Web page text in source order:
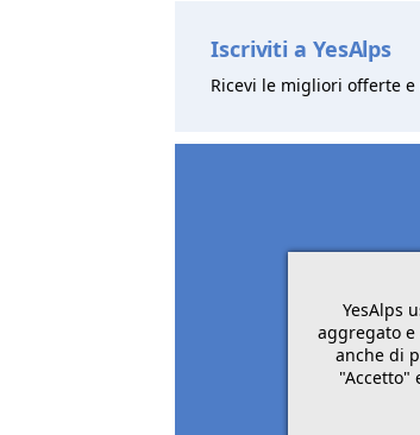
Iscriviti a YesAlps
Ricevi le migliori offerte
YesAlps
aggregato e
anche di
"Accetto"